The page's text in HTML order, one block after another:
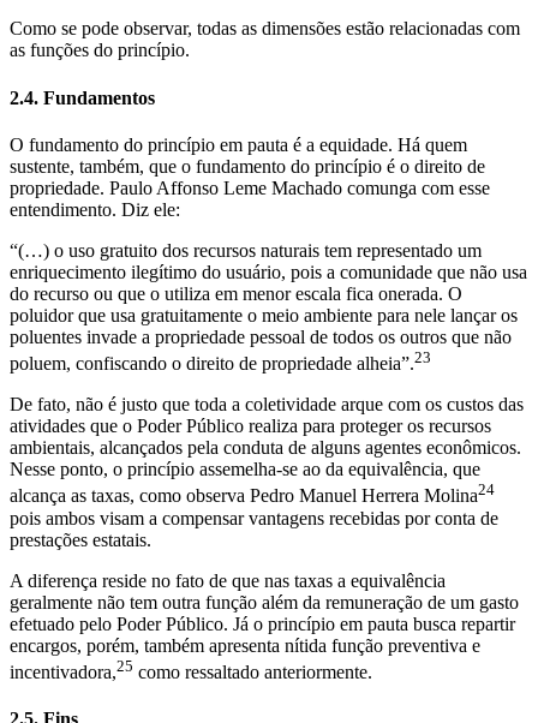
Como se pode observar, todas as dimensões estão relacionadas com
as funções do princípio.
2.4. Fundamentos
O fundamento do princípio em pauta é a equidade. Há quem
sustente, também, que o fundamento do princípio é o direito de
propriedade. Paulo Affonso Leme Machado comunga com esse
entendimento. Diz ele:
“(…) o uso gratuito dos recursos naturais tem representado um
enriquecimento ilegítimo do usuário, pois a comunidade que não usa
do recurso ou que o utiliza em menor escala fica onerada. O
poluidor que usa gratuitamente o meio ambiente para nele lançar os
poluentes invade a propriedade pessoal de todos os outros que não
poluem, confiscando o direito de propriedade alheia”.23
De fato, não é justo que toda a coletividade arque com os custos das
atividades que o Poder Público realiza para proteger os recursos
ambientais, alcançados pela conduta de alguns agentes econômicos.
Nesse ponto, o princípio assemelha-se ao da equivalência, que
alcança as taxas, como observa Pedro Manuel Herrera Molina24
pois ambos visam a compensar vantagens recebidas por conta de
prestações estatais.
A diferença reside no fato de que nas taxas a equivalência
geralmente não tem outra função além da remuneração de um gasto
efetuado pelo Poder Público. Já o princípio em pauta busca repartir
encargos, porém, também apresenta nítida função preventiva e
incentivadora,25 como ressaltado anteriormente.